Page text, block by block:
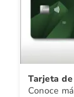
Tarjeta
Conoce